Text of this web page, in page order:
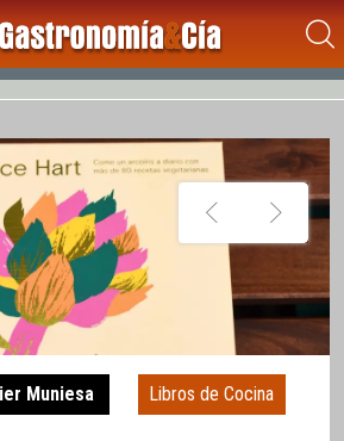
Muniesa Libros de Cocina